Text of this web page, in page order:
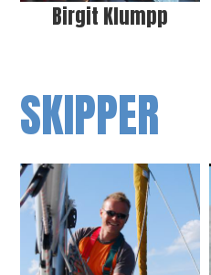
Birgit Klumpp
SKIPPER